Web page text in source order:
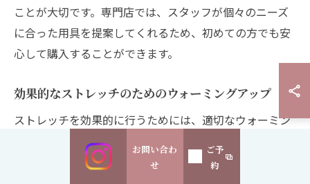
ことが大切です。専門店では、スタッフが個々のニーズ
に合った用具を提案してくれるため、初めての方でも安
心して購入することができます。
効果的なストレッチのためのウォーミングアップ
ストレッチを効果的に行うためには、適切なウォーミン
グアップが欠かせません。ウォーミングアップは、筋肉
をほぐし、血流を改善することで、ストレッチの効果を
お問い合わ
せ
ご予
約